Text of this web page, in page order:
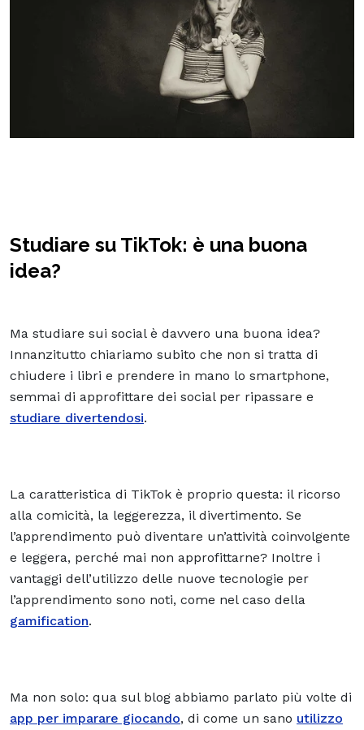
Studiare su TikTok: è una buona
idea?
Ma studiare sui social è davvero una buona idea?
Innanzitutto chiariamo subito che non si tratta di
chiudere i libri e prendere in mano lo smartphone,
semmai di approfittare dei social per ripassare e
studiare divertendosi.
La caratteristica di TikTok è proprio questa: il ricorso
alla comicità, la leggerezza, il divertimento. Se
l’apprendimento può diventare un’attività coinvolgente
e leggera, perché mai non approfittarne? Inoltre i
vantaggi dell’utilizzo delle nuove tecnologie per
l’apprendimento sono noti, come nel caso della
gamification.
Ma non solo: qua sul blog abbiamo parlato più volte di
app per imparare giocando, di come un sano utilizzo